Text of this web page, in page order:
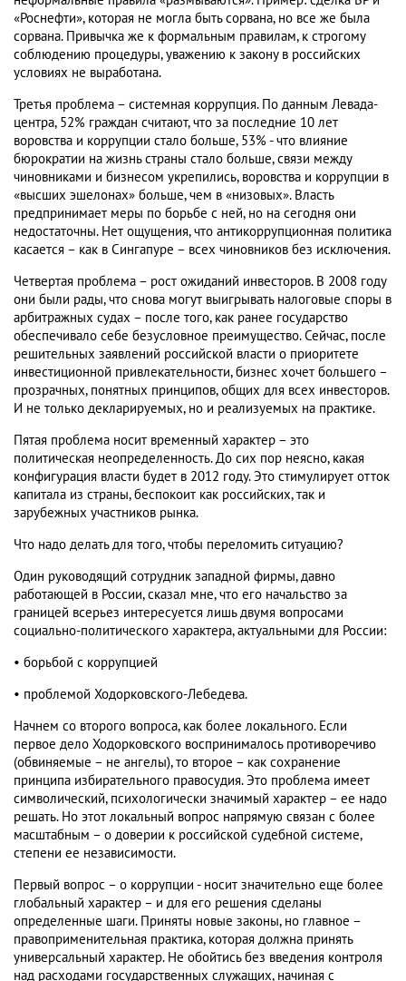
«Роснефти», которая не могла быть сорвана, но все же была
сорвана. Привычка же к формальным правилам, к строгому
соблюдению процедуры, уважению к закону в российских
условиях не выработана.
Третья проблема – системная коррупция. По данным Левада-
центра, 52% граждан считают, что за последние 10 лет
воровства и коррупции стало больше, 53% - что влияние
бюрократии на жизнь страны стало больше, связи между
чиновниками и бизнесом укрепились, воровства и коррупции в
«высших эшелонах» больше, чем в «низовых». Власть
предпринимает меры по борьбе с ней, но на сегодня они
недостаточны. Нет ощущения, что антикоррупционная политика
касается – как в Сингапуре – всех чиновников без исключения.
Четвертая проблема – рост ожиданий инвесторов. В 2008 году
они были рады, что снова могут выигрывать налоговые споры в
арбитражных судах – после того, как ранее государство
обеспечивало себе безусловное преимущество. Сейчас, после
решительных заявлений российской власти о приоритете
инвестиционной привлекательности, бизнес хочет большего –
прозрачных, понятных принципов, общих для всех инвесторов.
И не только декларируемых, но и реализуемых на практике.
Пятая проблема носит временный характер – это
политическая неопределенность. До сих пор неясно, какая
конфигурация власти будет в 2012 году. Это стимулирует отток
капитала из страны, беспокоит как российских, так и
зарубежных участников рынка.
Что надо делать для того, чтобы переломить ситуацию?
Один руководящий сотрудник западной фирмы, давно
работающей в России, сказал мне, что его начальство за
границей всерьез интересуется лишь двумя вопросами
социально-политического характера, актуальными для России:
• борьбой с коррупцией
• проблемой Ходорковского-Лебедева.
Начнем со второго вопроса, как более локального. Если
первое дело Ходорковского воспринималось противоречиво
(обвиняемые – не ангелы), то второе – как сохранение
принципа избирательного правосудия. Это проблема имеет
символический, психологически значимый характер – ее надо
решать. Но этот локальный вопрос напрямую связан с более
масштабным – о доверии к российской судебной системе,
степени ее независимости.
Первый вопрос – о коррупции - носит значительно еще более
глобальный характер – и для его решения сделаны
определенные шаги. Приняты новые законы, но главное –
правоприменительная практика, которая должна принять
универсальный характер. Не обойтись без введения контроля
над расходами государственных служащих, начиная с